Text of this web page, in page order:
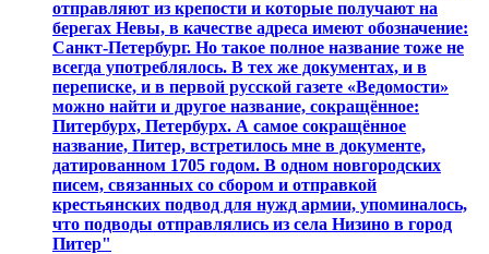
отправляют из крепости и которые получают на
берегах Невы, в качестве адреса имеют обозначение:
Санкт-Петербург. Но такое полное название тоже не
всегда употреблялось. В тех же документах, и в
переписке, и в первой русской газете «Ведомости»
можно найти и другое название, сокращённое:
Питербурх, Петербурх. А самое сокращённое
название, Питер, встретилось мне в документе,
датированном 1705 годом. В одном новгородских
писем, связанных со сбором и отправкой
крестьянских подвод для нужд армии, упоминалось,
что подводы отправлялись из села Низино в город
Питер"